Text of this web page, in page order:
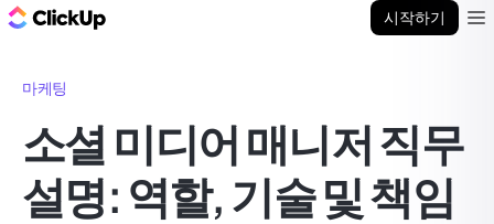
시작하기
마케팅
소셜 미디어 매니저 직무
설명: 역할, 기술 및 책임